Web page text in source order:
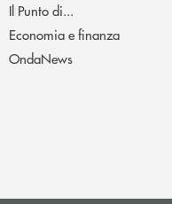
Il Punto di...
Economia e finanza
OndaNews